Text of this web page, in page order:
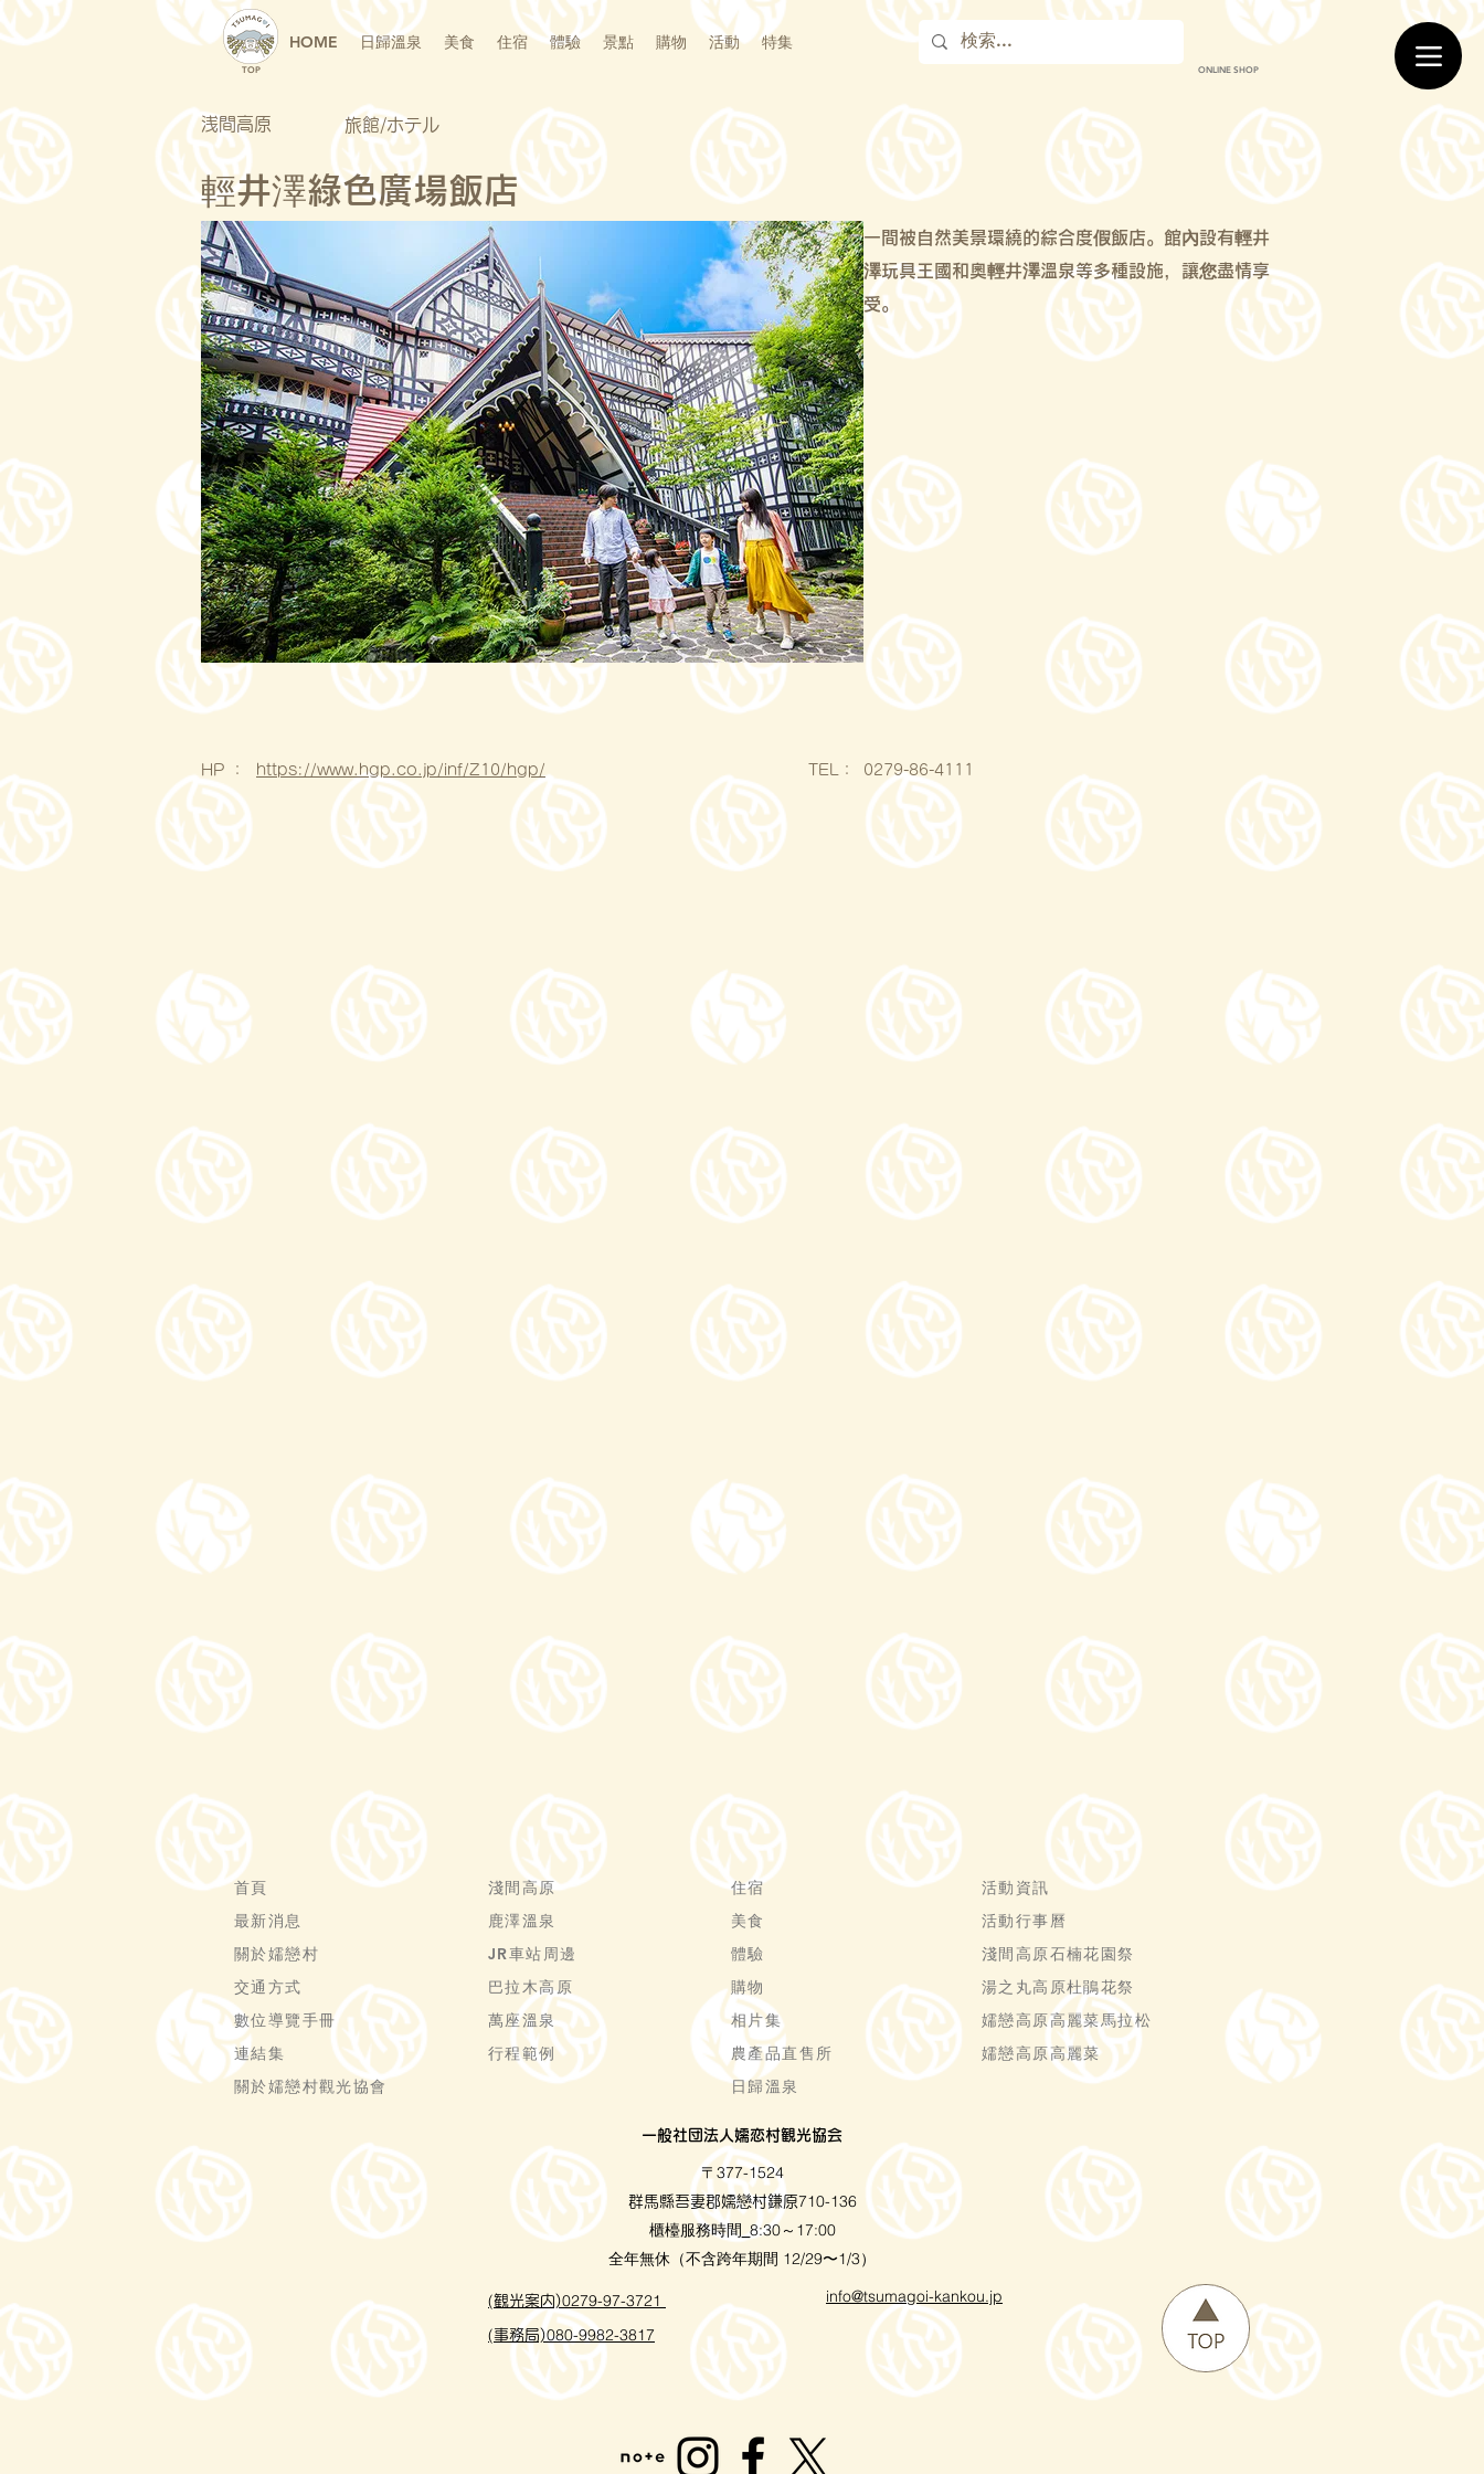
HOME 日歸溫泉 美食 住宿 體驗 景點 購物 活動 特集
TOP ONLINE SHOP
浅間高原 旅館/ホテル
輕井澤綠色廣場飯店
一間被自然美景環繞的綜合度假飯店。館內設有輕井
澤玩具王國和奧輕井澤溫泉等多種設施，讓您盡情享
受。
HP ： https://www.hgp.co.jp/inf/Z10/hgp/ ​TEL： 0279-86-4111
首頁
最新消息
關於嬬戀村
交通方式
數位導覽手冊
連結集
關於嬬戀村觀光協會
淺間高原
住宿
鹿澤溫泉
美食
JR車站周邊
體驗
巴拉木高原
購物
萬座溫泉
相片集
行程範例
農產品直售所
活動資訊
活動行事曆
淺間高原石楠花園祭
湯之丸高原杜鵑花祭
嬬戀高原高麗菜馬拉松
嬬戀高原高麗菜
日歸溫泉
一般社団法人嬬恋村観光協会
〒377-1524
群馬縣吾妻郡嬬戀村鎌原710-136
櫃檯服務時間 _8:30～17:00
全年無休（不含跨年期間 12/29〜1/3）
(観光案内)0279-97-3721
(事務局)080-9982-3817
info@tsumagoi-kankou.jp